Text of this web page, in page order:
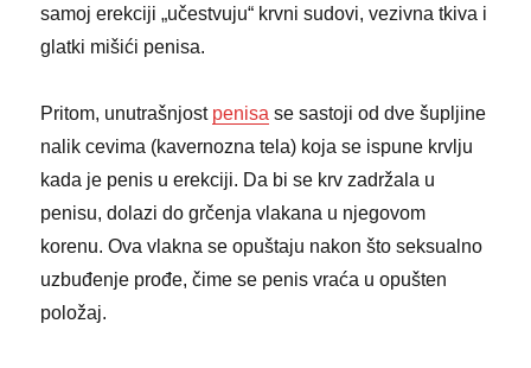
samoj erekciji „učestvuju“ krvni sudovi, vezivna tkiva i
glatki mišići penisa.
Pritom, unutrašnjost penisa se sastoji od dve šupljine
nalik cevima (kavernozna tela) koja se ispune krvlju
kada je penis u erekciji. Da bi se krv zadržala u
penisu, dolazi do grčenja vlakana u njegovom
korenu. Ova vlakna se opuštaju nakon što seksualno
uzbuđenje prođe, čime se penis vraća u opušten
položaj.